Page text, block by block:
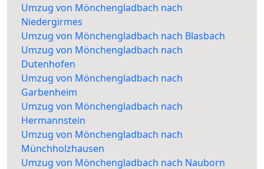
Umzug von Mönchengladbach nach
Niedergirmes
Umzug von Mönchengladbach nach Blasbach
Umzug von Mönchengladbach nach
Dutenhofen
Umzug von Mönchengladbach nach
Garbenheim
Umzug von Mönchengladbach nach
Hermannstein
Umzug von Mönchengladbach nach
Münchholzhausen
Umzug von Mönchengladbach nach Nauborn